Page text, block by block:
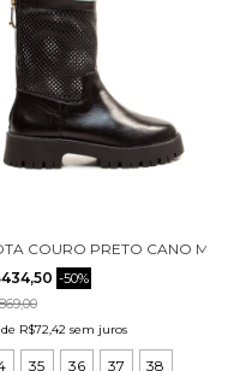
C2903-2
COURO PRETO CANO
-50%
de R$72,42 sem juros
35 36 37 38